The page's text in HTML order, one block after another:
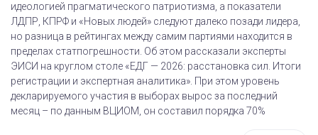
идеологией прагматического патриотизма, а показатели
ЛДПР, КПРФ и «Новых людей» следуют далеко позади лидера,
но разница в рейтингах между самим партиями находится в
пределах статпогрешности. Об этом рассказали эксперты
ЭИСИ на круглом столе «ЕДГ — 2026: расстановка сил. Итоги
регистрации и экспертная аналитика». При этом уровень
декларируемого участия в выборах вырос за последний
месяц – по данным ВЦИОМ, он составил порядка 70%